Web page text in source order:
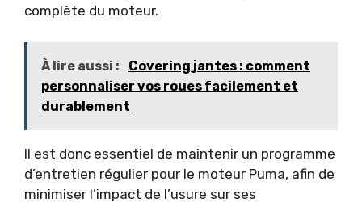
complète du moteur.
À lire aussi :
Covering jantes : comment
personnaliser vos roues facilement et
durablement
Il est donc essentiel de maintenir un programme
d’entretien régulier pour le moteur Puma, afin de
minimiser l’impact de l’usure sur ses